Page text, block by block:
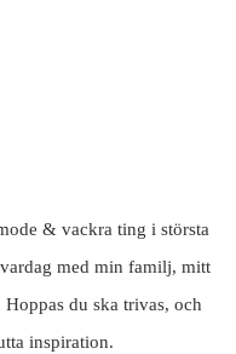
& vackra ting i största
med min familj, mitt
du ska trivas, och
inspiration.